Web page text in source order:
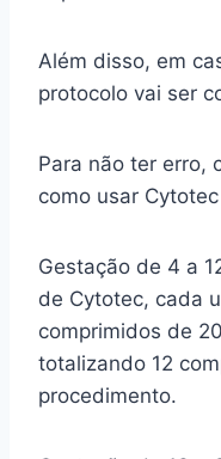
Além disso, em
protocolo vai ser
Para não ter erro,
como usar
Gestação de 4 a
de Cytotec, cada
comprimidos de
totalizando 12
procedimento.